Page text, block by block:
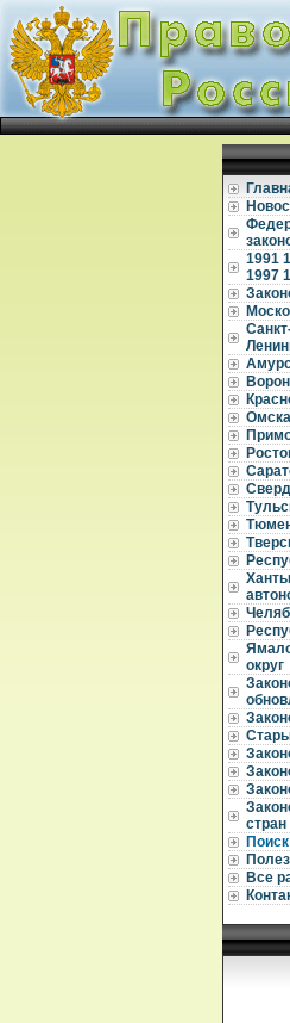
1991
1997
округ
стран
Все